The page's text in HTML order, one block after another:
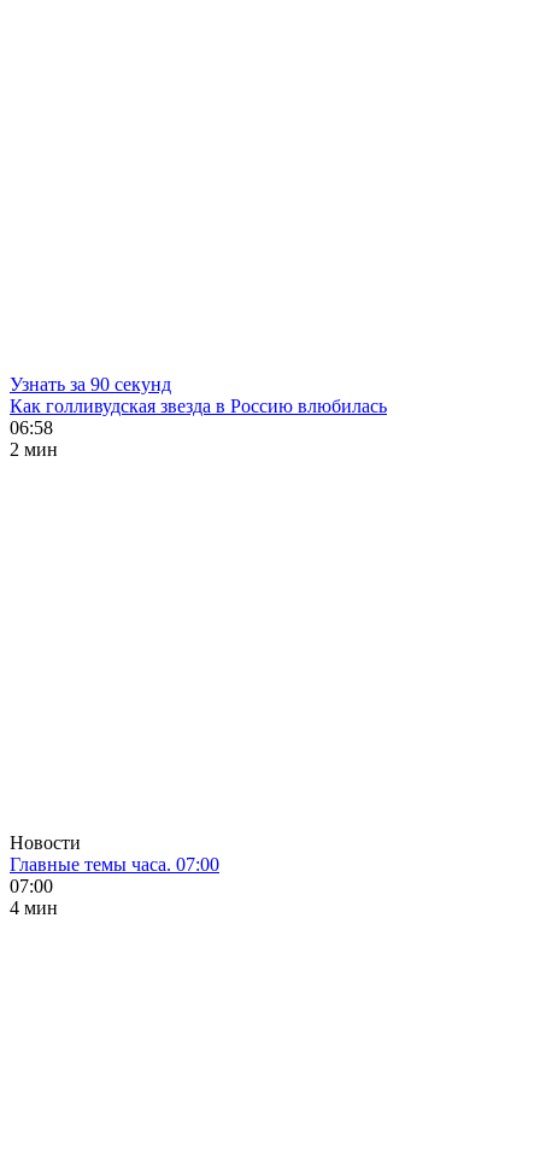
Узнать за 90 секунд
Как голливудская звезда в Россию влюбилась
06:58
2 мин
Новости
Главные темы часа. 07:00
07:00
4 мин